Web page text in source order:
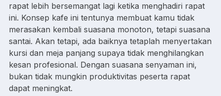
rapat lebih bersemangat lagi ketika menghadiri rapat
ini. Konsep kafe ini tentunya membuat kamu tidak
merasakan kembali suasana monoton, tetapi suasana
santai. Akan tetapi, ada baiknya tetaplah menyertakan
kursi dan meja panjang supaya tidak menghilangkan
kesan profesional. Dengan suasana senyaman ini,
bukan tidak mungkin produktivitas peserta rapat
dapat meningkat.